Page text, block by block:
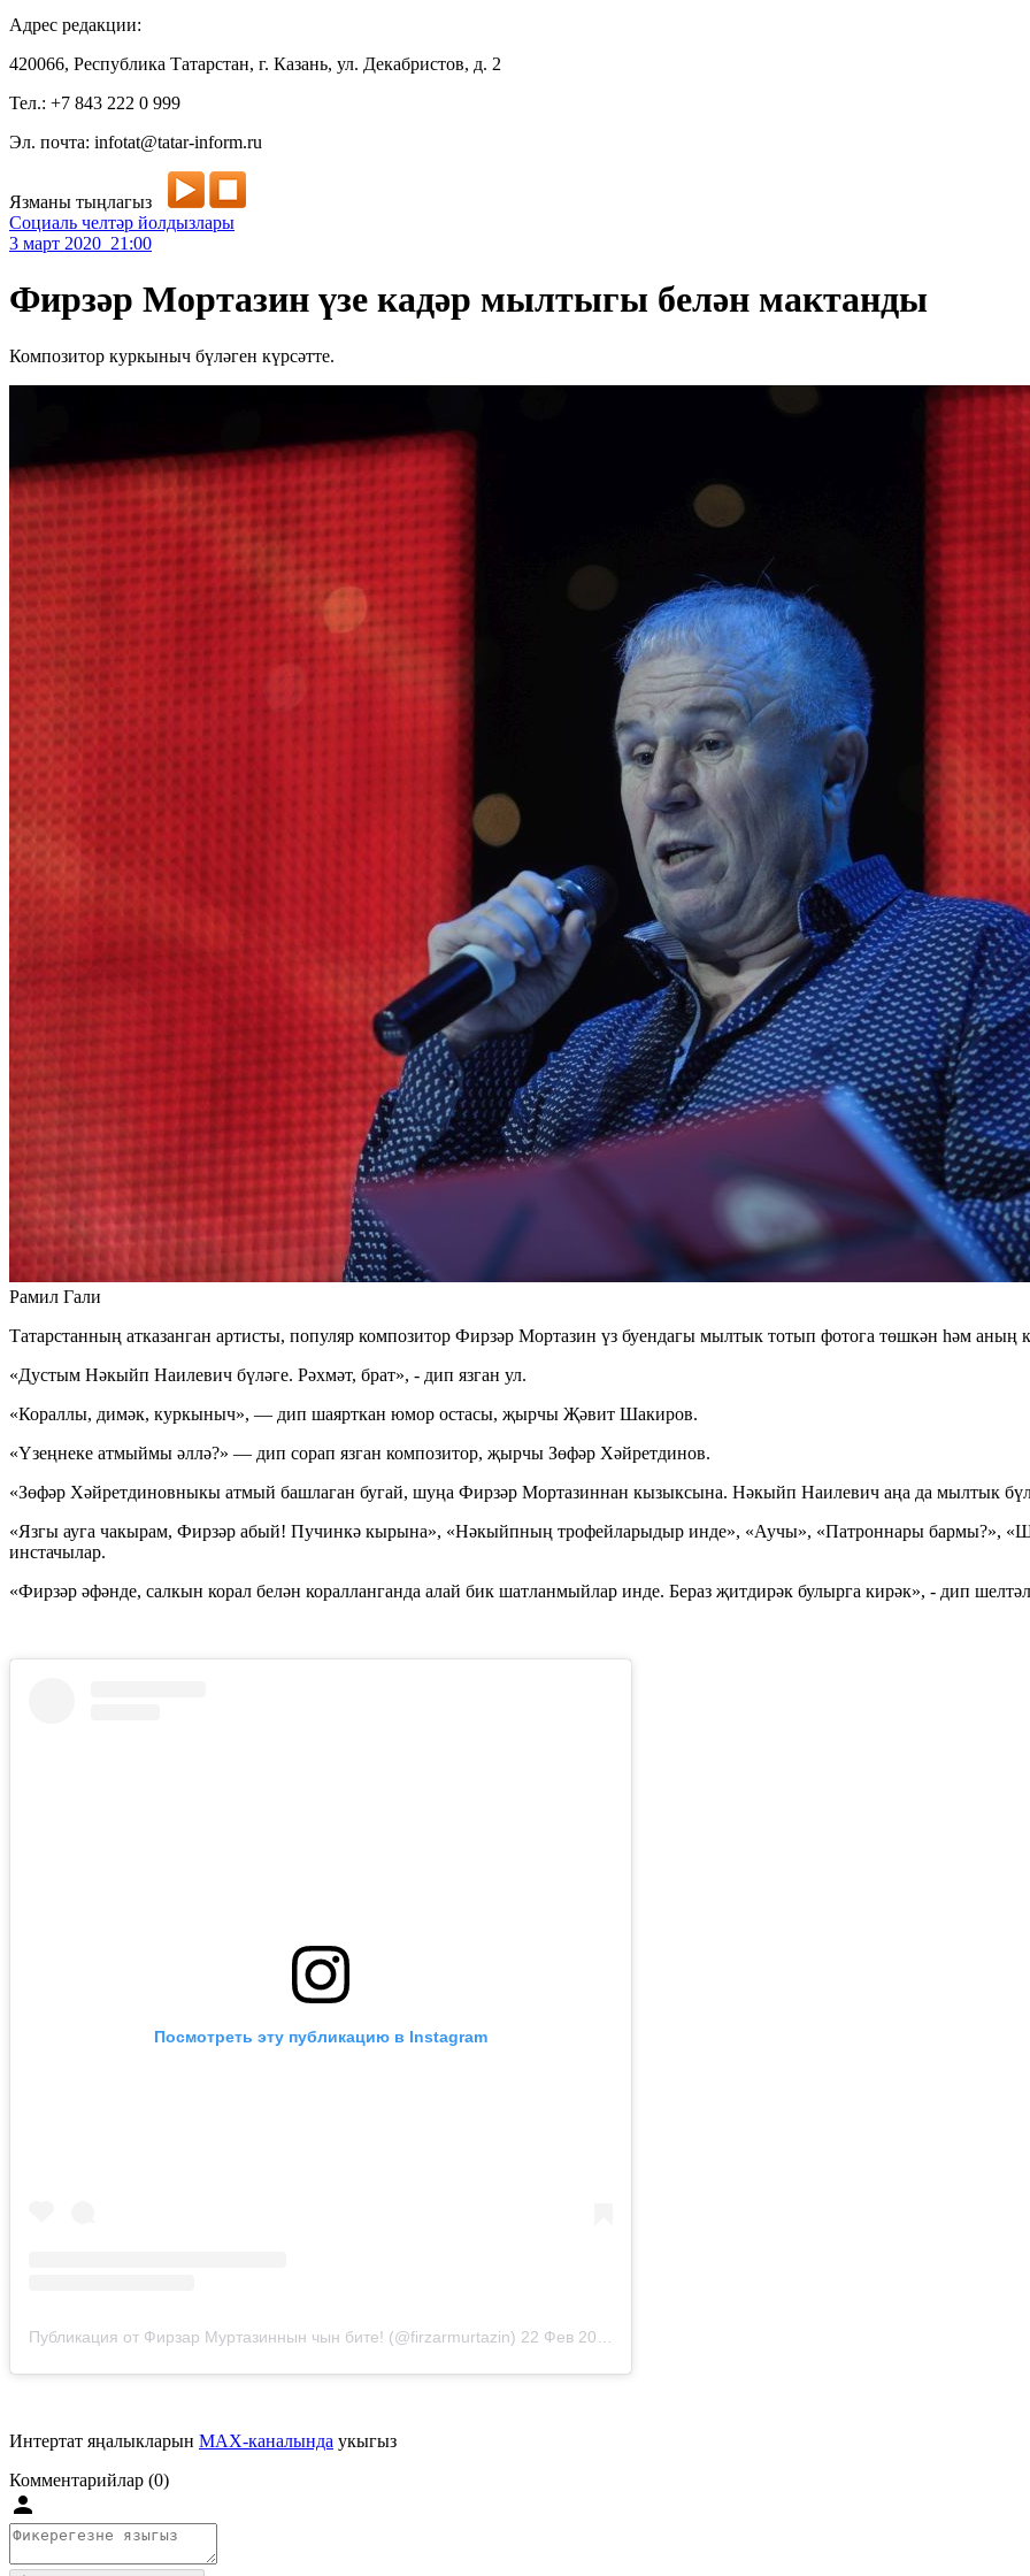
Адрес редакции:
420066, Республика Татарстан, г. Казань, ул. Декабристов, д. 2
Тел.: +7 843 222 0 999
Эл. почта: infotat@tatar-inform.ru
Язманы тыңлагыз
Социаль челтәр йолдызлары
3 март 2020 21:00
Фирзәр Мортазин үзе кадәр мылтыгы белән мактанды
Композитор куркыныч бүләген күрсәтте.
Рамил Гали
Татарстанның атказанган артисты, популяр композитор Фирзәр Мортазин үз буендагы мылтык тотып фотога төшкән һәм аның
«Дустым Нәкыйп Наилевич бүләге. Рәхмәт, брат», - дип язган ул.
«Кораллы, димәк, куркыныч», — дип шаярткан юмор остасы, җырчы Җәвит Шакиров.
«Үзеңнеке атмыймы әллә?» — дип сорап язган композитор, җырчы Зөфәр Хәйретдинов.
«Зөфәр Хәйретдиновныкы атмый башлаган бугай, шуңа Фирзәр Мортазиннан кызыксына. Нәкыйп Наилевич аңа да мылтык
«Язгы ауга чакырам, Фирзәр абый! Пучинкә кырына», «Нәкыйпның трофейларыдыр инде», «Аучы», «Патроннары бармы?»,
инстачылар.
«Фирзәр әфәнде, салкын корал белән коралланганда алай бик шатланмыйлар инде. Бераз җитдирәк булырга кирәк», - дип
Посмотреть эту публикацию в Instagram
Публикация от Фирзар Муртазиннын чын бите! (@firzarmurtazin) 22 Фев 2020 в 1:05 PST
Интертат яңалыкларын MAX-каналында укыгыз
Комментарийлар (0)